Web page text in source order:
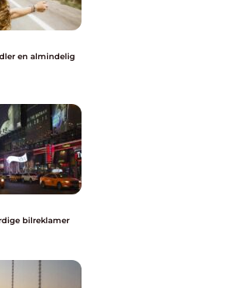
en almindelig
bilreklamer